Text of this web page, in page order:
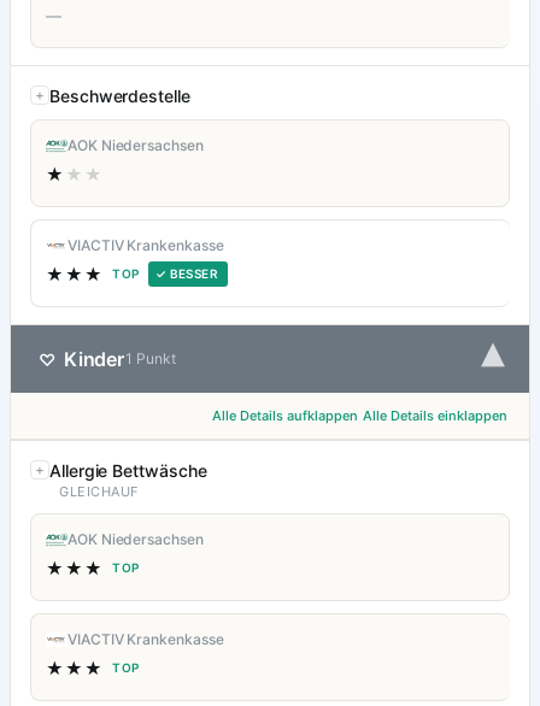
—
Beschwerdestelle
AOK Niedersachsen
★ ★★
VIACTIV Krankenkasse
★★★ TOP ✓ BESSER
♡ Kinder1 Punkt ▾
Alle Details aufklappen Alle Details einklappen
Allergie Bettwäsche
GLEICHAUF
AOK Niedersachsen
★★★ TOP
VIACTIV Krankenkasse
★★★ TOP